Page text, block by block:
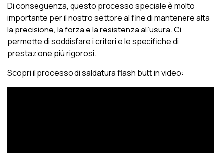
Di conseguenza, questo processo speciale è molto
importante per il nostro settore al fine di mantenere alta
la precisione, la forza e la resistenza all’usura. Ci
permette di soddisfare i criteri e le specifiche di
prestazione più rigorosi.
Scopri il processo di saldatura flash butt in video: